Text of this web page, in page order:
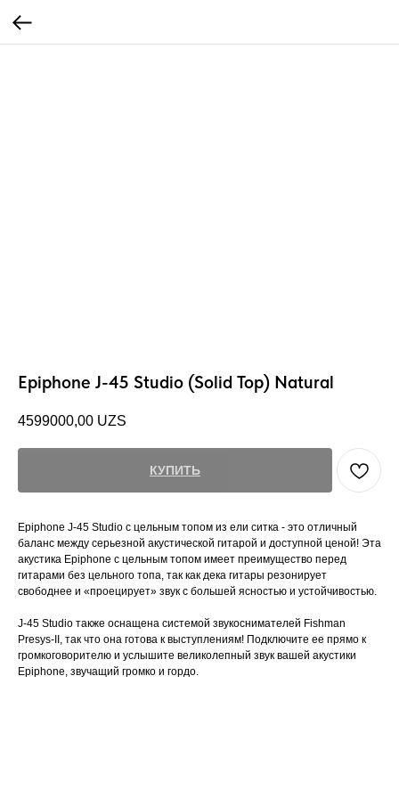
Epiphone J-45 Studio (Solid Top) Natural
4599000,00 UZS
КУПИТЬ
Epiphone J-45 Studio с цельным топом из ели ситка - это отличный
баланс между серьезной акустической гитарой и доступной ценой! Эта
акустика Epiphone с цельным топом имеет преимущество перед
гитарами без цельного топа, так как дека гитары резонирует
свободнее и «проецирует» звук с большей ясностью и устойчивостью.
J-45 Studio также оснащена системой звукоснимателей Fishman
Presys-II, так что она готова к выступлениям! Подключите ее прямо к
громкоговорителю и услышите великолепный звук вашей акустики
Epiphone, звучащий громко и гордо.